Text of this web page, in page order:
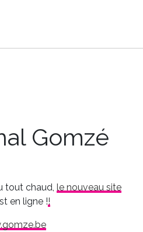
Gomzé
tout chaud, le nouveau site
en ligne !!